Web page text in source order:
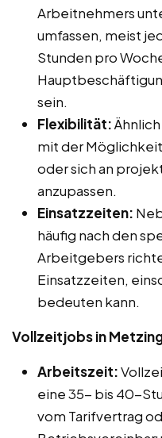
Arbeitnehmers
umfassen, meist
Stunden pro
sein.
Flexibilität:
mit der
oder sich an
anzupassen.
Einsatzzeiten:
häufig nach den
Arbeitgebers
Einsatzzeiten,
bedeuten kann.
Vollzeitjobs in
Arbeitszeit:
eine 35- bis 40-
vom Tarifvertrag